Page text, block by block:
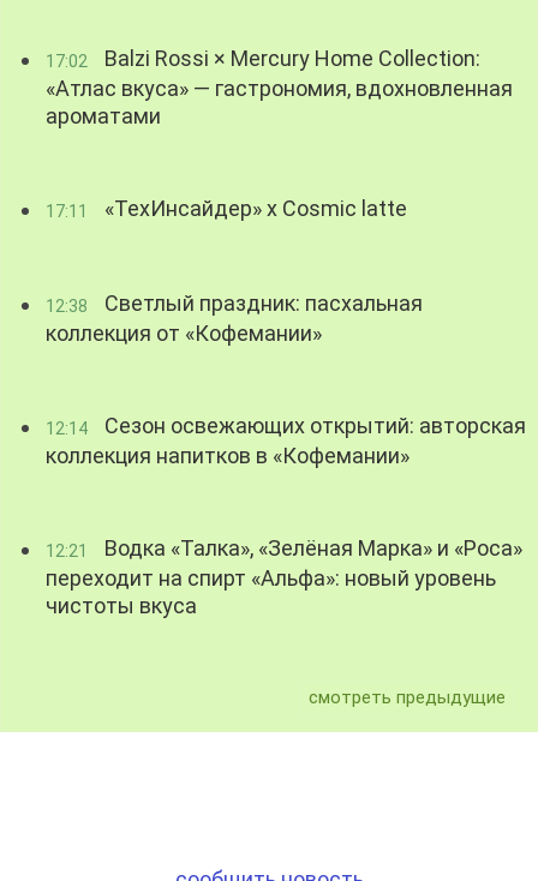
17:02
Balzi Rossi × Mercury Home Collection:
«Атлас вкуса» — гастрономия, вдохновленная
ароматами
17:11 «ТехИнсайдер» х Cosmic latte
12:38
Светлый праздник: пасхальная
коллекция от «Кофемании»
12:14
Сезон освежающих открытий: авторская
коллекция напитков в «Кофемании»
12:21
Водка «Талка», «Зелёная Марка» и «Роса»
переходит на спирт «Альфа»: новый уровень
чистоты вкуса
смотреть предыдущие